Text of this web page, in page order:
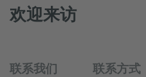
欢迎来访
联系我们 联系方式